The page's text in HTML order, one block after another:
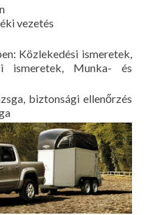
vezetés
Közlekedési ismeretek,
ismeretek, Munka- és
biztonsági ellenőrzés